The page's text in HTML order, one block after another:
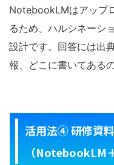
NotebookLMはアップ
るため、ハルシネーシ
設計です。回答には出
報、どこに書いてある
活用法④ 研修資
（NotebookLM